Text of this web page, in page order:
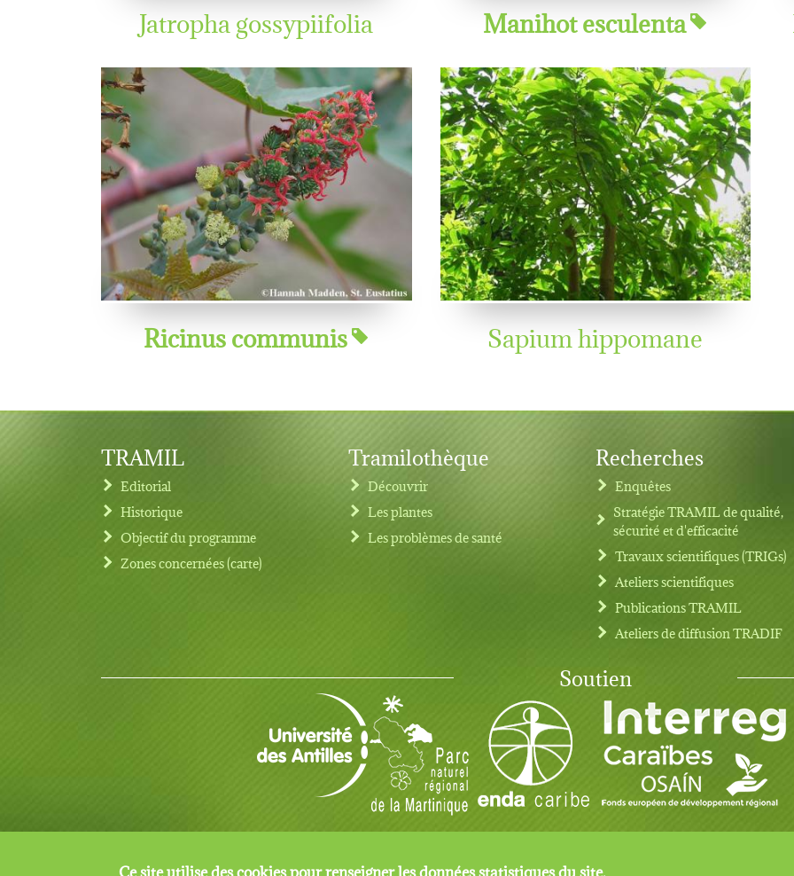
Jatropha gossypiifolia Manihot esculenta
Ricinus communis Sapium hippomane
Footer menu
TRAMIL
Editorial
Historique
Objectif du programme
Zones concernées (carte)
Tramilothèque
Découvrir
Les plantes
Les problèmes de santé
Recherches
Enquêtes
Stratégie TRAMIL de qualité,
sécurité et d'efficacité
Travaux scientifiques (TRIGs)
Ateliers scientifiques
Publications TRAMIL
Ateliers de diffusion TRADIF
Soutien
Ce site utilise des cookies pour renseigner les données statistiques du site.